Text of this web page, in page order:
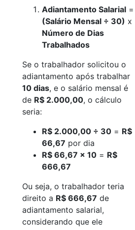
Adiantamento Salarial =
(Salário Mensal ÷ 30) x
Número de Dias
Trabalhados
Se o trabalhador solicitou o
adiantamento após trabalhar
10 dias, e o salário mensal é
de R$ 2.000,00, o cálculo
seria:
R$ 2.000,00 ÷ 30 = R$
66,67 por dia
R$ 66,67 x 10 = R$
666,67
Ou seja, o trabalhador teria
direito a R$ 666,67 de
adiantamento salarial,
considerando que ele